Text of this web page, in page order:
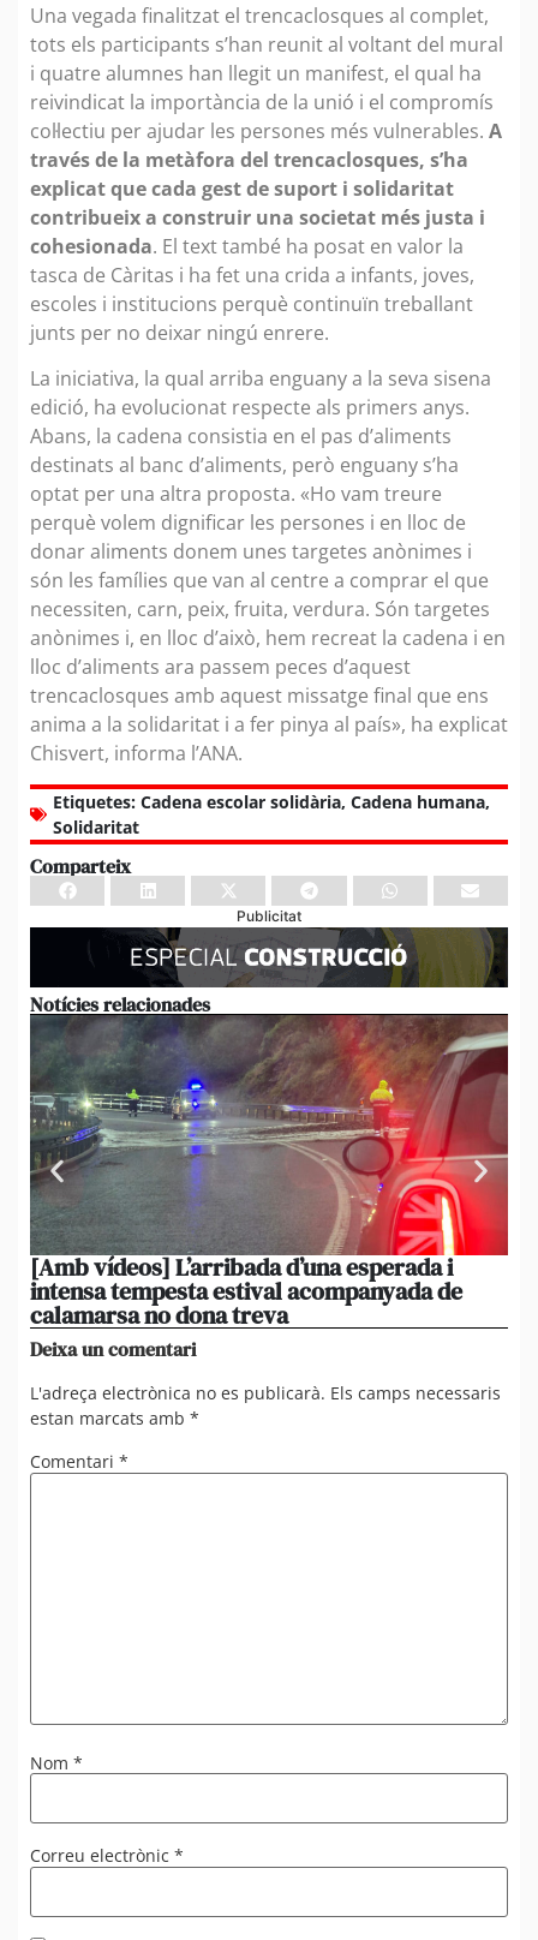
Una vegada finalitzat el trencaclosques al complet,
tots els participants s’han reunit al voltant del mural
i quatre alumnes han llegit un manifest, el qual ha
reivindicat la importància de la unió i el compromís
col·lectiu per ajudar les persones més vulnerables. A
través de la metàfora del trencaclosques, s’ha
explicat que cada gest de suport i solidaritat
contribueix a construir una societat més justa i
cohesionada. El text també ha posat en valor la
tasca de Càritas i ha fet una crida a infants, joves,
escoles i institucions perquè continuïn treballant
junts per no deixar ningú enrere.
La iniciativa, la qual arriba enguany a la seva sisena
edició, ha evolucionat respecte als primers anys.
Abans, la cadena consistia en el pas d’aliments
destinats al banc d’aliments, però enguany s’ha
optat per una altra proposta. «Ho vam treure
perquè volem dignificar les persones i en lloc de
donar aliments donem unes targetes anònimes i
són les famílies que van al centre a comprar el que
necessiten, carn, peix, fruita, verdura. Són targetes
anònimes i, en lloc d’això, hem recreat la cadena i en
lloc d’aliments ara passem peces d’aquest
trencaclosques amb aquest missatge final que ens
anima a la solidaritat i a fer pinya al país», ha explicat
Chisvert, informa l’ANA.
Etiquetes: Cadena escolar solidària, Cadena humana,
Solidaritat
Comparteix
Publicitat
Notícies relacionades
[Amb vídeos] L’arribada d’una esperada i
intensa tempesta estival acompanyada de
calamarsa no dona treva
Deixa un comentari
L'adreça electrònica no es publicarà. Els camps necessaris
estan marcats amb *
Comentari *
Nom *
Correu electrònic *